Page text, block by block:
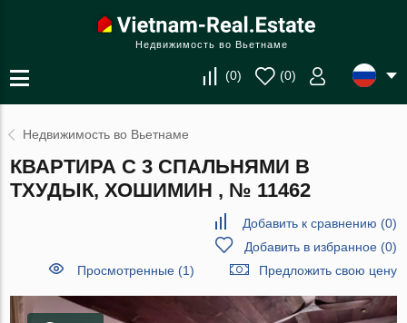
Недвижимость во Вьетнаме
(0) (0)
Недвижимость во Вьетнаме
КВАРТИРА С 3 СПАЛЬНЯМИ В
ТХУДЫК, ХОШИМИН , № 11462
Добавить к сравнению (0)
Добавить в избранное(0)
Просмотренные (1)
Предложить свою цену